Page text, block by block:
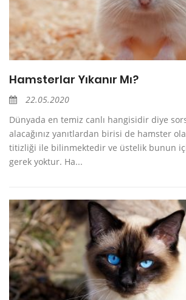
Hamsterlar Yıkanır Mı?
22.05.2020
Dünyada en temiz canlı hangisidir diye
alacağınız yanıtlardan birisi de hamster
titizliği ile bilinmektedir ve üstelik bunun
gerek yoktur. Ha...